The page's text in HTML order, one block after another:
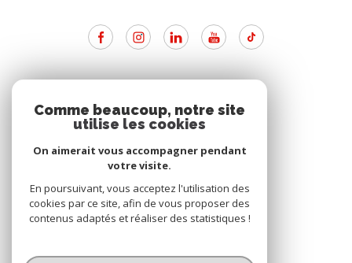
Nous adhérons
© 2026 | Tous droits réservés
Comme beaucoup, notre site
utilise les cookies
On aimerait vous accompagner pendant
votre visite.
En poursuivant, vous acceptez l'utilisation des
cookies par ce site, afin de vous proposer des
contenus adaptés et réaliser des statistiques !